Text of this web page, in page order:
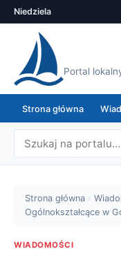
Niedziela
Portal
Strona główna
Strona główna ›
Ogólnokształcące w
WIADOMOŚCI